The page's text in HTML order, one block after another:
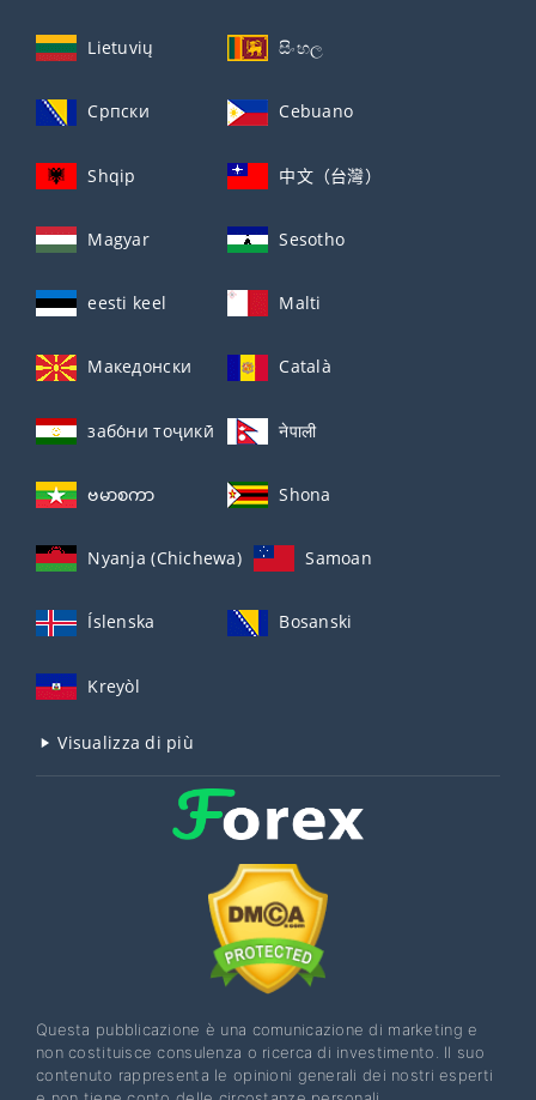
Lietuvių සිංහල
Српски Cebuano
Shqip 中文（台灣）
Magyar Sesotho
eesti keel Malti
Македонски Català
забо́ни тоҷикӣ́ नेपाली
ဗမာစကာ Shona
Nyanja (Chichewa) Samoan
Íslenska Bosanski
Kreyòl
Visualizza di più
Questa pubblicazione è una comunicazione di marketing e
non costituisce consulenza o ricerca di investimento. Il suo
contenuto rappresenta le opinioni generali dei nostri esperti